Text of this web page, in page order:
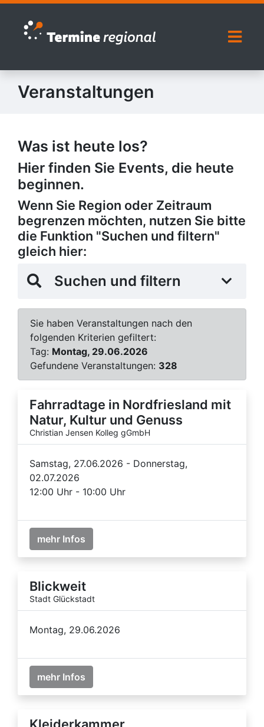
Zur Navigation springen
Zum Inhalt springen
Veranstaltungen
Was ist heute los?
Hier finden Sie Events, die heute
beginnen.
Wenn Sie Region oder Zeitraum
begrenzen möchten, nutzen Sie bitte
die Funktion "Suchen und filtern"
gleich hier:
Suchen und filtern
Sie haben Veranstaltungen nach den
folgenden Kriterien gefiltert:
Tag: Montag, 29.06.2026
Gefundene Veranstaltungen: 328
Fahrradtage in Nordfriesland mit
Natur, Kultur und Genuss
Christian Jensen Kolleg gGmbH
Samstag, 27.06.2026 - Donnerstag,
02.07.2026
12:00 Uhr - 10:00 Uhr
mehr Infos
Blickweit
Stadt Glückstadt
Montag, 29.06.2026
mehr Infos